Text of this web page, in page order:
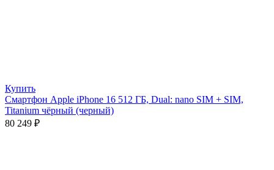
Купить
Смартфон Apple iPhone 16 512 ГБ, Dual: nano SIM + SIM,
Titanium чёрный (черный)
80 249 ₽